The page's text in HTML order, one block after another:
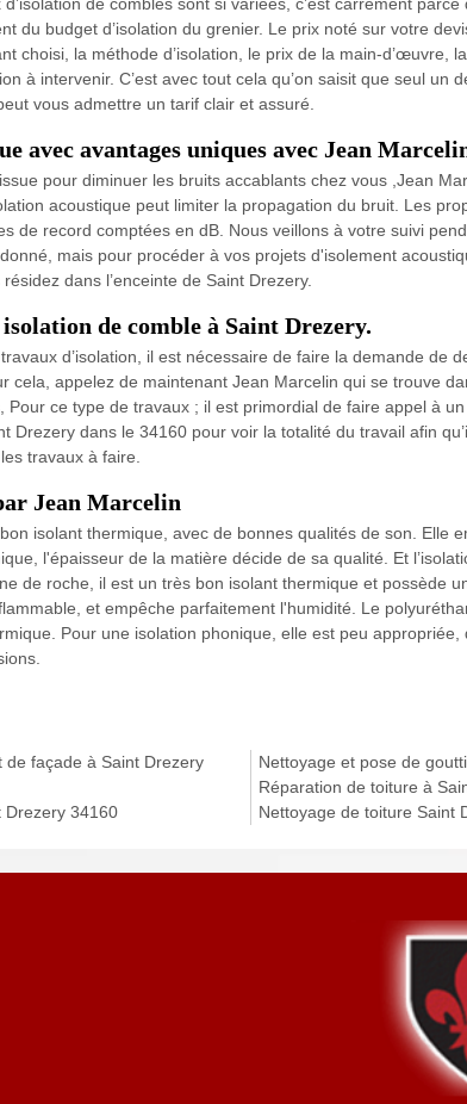
du budget d’isolation du grenier. Le prix noté sur votre
choisi, la méthode d’isolation, le prix de la main-d’œuvre,
à intervenir. C’est avec tout cela qu’on saisit que seul un
vous admettre un tarif clair et assuré.
avec avantages uniques avec Jean
pour diminuer les bruits accablants chez vous ,Jean
acoustique peut limiter la propagation du bruit. Les
de record comptées en dB. Nous veillons à votre suivi
mais pour procéder à vos projets d'isolement
dans l’enceinte de Saint Drezery.
de comble à Saint Drezery.
d’isolation, il est nécessaire de faire la demande de
cela, appelez de maintenant Jean Marcelin qui se trouve
Pour ce type de travaux ; il est primordial de faire appel à
Drezery dans le 34160 pour voir la totalité du travail afin
travaux à faire.
Jean Marcelin
isolant thermique, avec de bonnes qualités de son. Elle
l'épaisseur de la matière décide de sa qualité. Et
de roche, il est un très bon isolant thermique et possède
et empêche parfaitement l'humidité. Le
Pour une isolation phonique, elle est peu appropriée,
de façade à Saint Drezery
Drezery 34160
Nettoyage et pose de
Réparation de toiture à
Nettoyage de toiture Saint